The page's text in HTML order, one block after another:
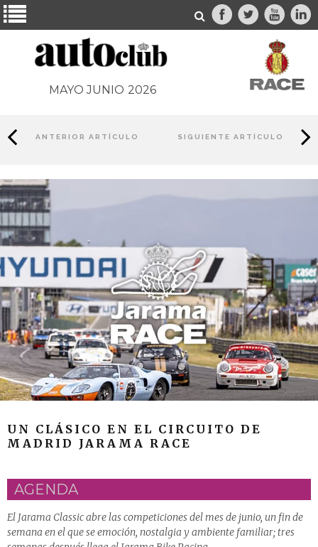
MAYO JUNIO 2026
ANTERIOR ARTÍCULO SIGUIENTE ARTÍCULO
UN CLÁSICO EN EL CIRCUITO DE
MADRID JARAMA RACE
AGENDA
El Jarama Classic abre las competiciones del mes de junio, un fin de
semana en el que se emoción, nostalgia y ambiente familiar; tres